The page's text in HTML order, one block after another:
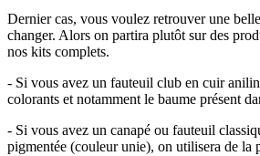
Dernier cas, vous voulez retrouver une
changer. Alors on partira plutôt sur des
nos kits complets.
- Si vous avez un fauteuil club en cuir
colorants et notamment le baume présent
- Si vous avez un canapé ou fauteuil
pigmentée (couleur unie), on utilisera de la